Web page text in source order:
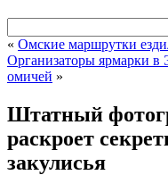
« Омские маршрутки
Организаторы ярмарки в
омичей »
Штатный
раскроет
закулисья